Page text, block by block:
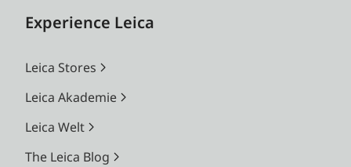
Experience Leica
Leica Stores
Leica Akademie
Leica Welt
The Leica Blog